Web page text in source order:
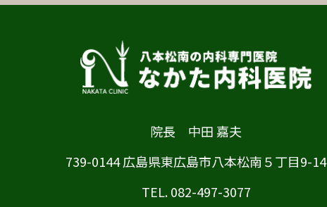
院長 中田 嘉夫
739-0144 広島県東広島市八本松南５丁目9-14
TEL. 082-497-3077